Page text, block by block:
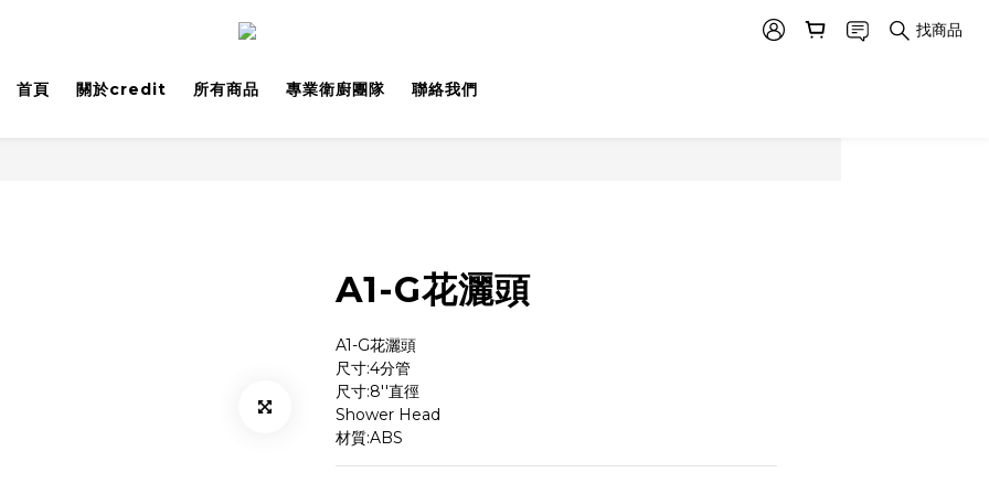
找商品
首頁 關於credit 所有商品 專業衛廚團隊 聯絡我們
A1-G花灑頭
A1-G花灑頭
尺寸:4分管
尺寸:8''直徑
Shower Head
材質:ABS